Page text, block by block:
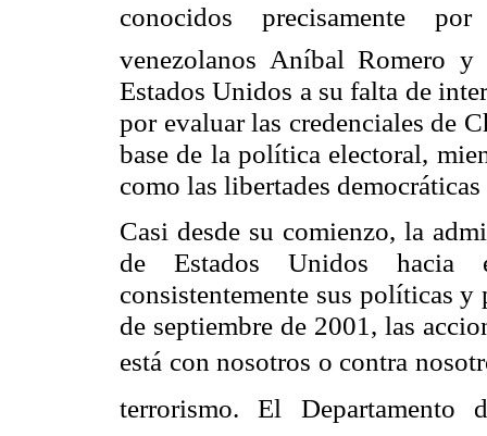
conocidos precisamente
venezolanos Aníbal Romero
Estados Unidos a su falta de
por evaluar las credenciales de
base de la política electoral,
como las libertades
Casi desde su comienzo, la
de Estados Unidos
consistentemente sus políticas y
de septiembre de 2001, las
está con nosotros o contra
terrorismo. El Departamento